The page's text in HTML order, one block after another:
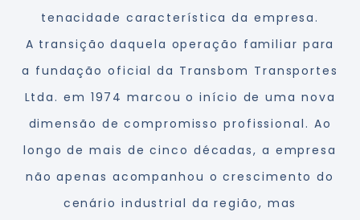
tenacidade característica da empresa.
A transição daquela operação familiar para
a fundação oficial da Transbom Transportes
Ltda. em 1974 marcou o início de uma nova
dimensão de compromisso profissional. Ao
longo de mais de cinco décadas, a empresa
não apenas acompanhou o crescimento do
cenário industrial da região, mas